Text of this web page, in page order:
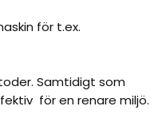
för t.ex.
Samtidigt som
för en renare miljö.